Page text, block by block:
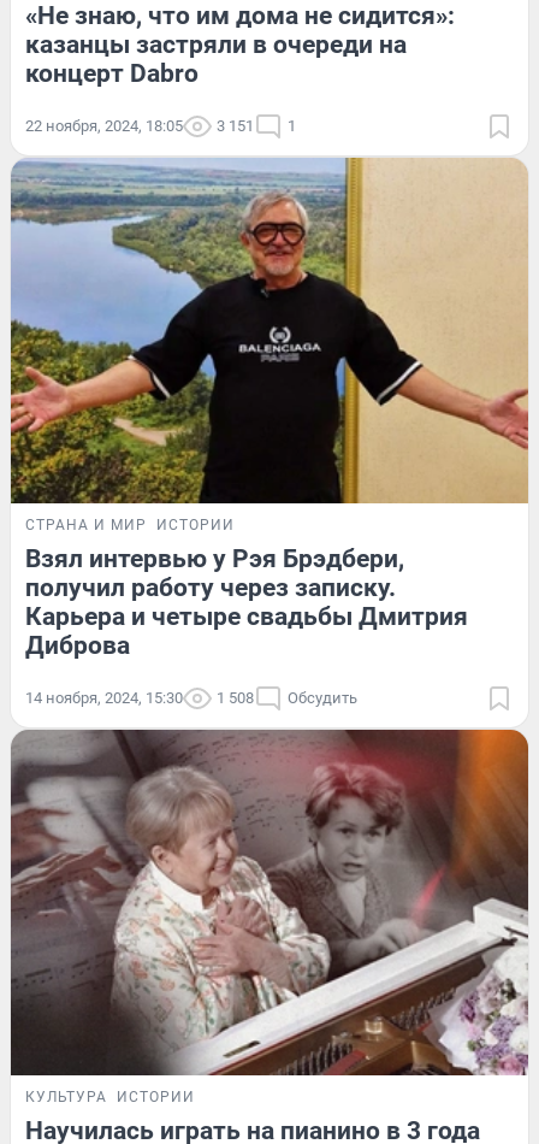
«Не знаю, что им дома не сидится»:
казанцы застряли в очереди на
концерт Dabro
22 ноября, 2024, 18:05 3 151 1
СТРАНА И МИР ИСТОРИИ
Взял интервью у Рэя Брэдбери,
получил работу через записку.
Карьера и четыре свадьбы Дмитрия
Диброва
14 ноября, 2024, 15:30 1 508 Обсудить
КУЛЬТУРА ИСТОРИИ
Научилась играть на пианино в 3 года